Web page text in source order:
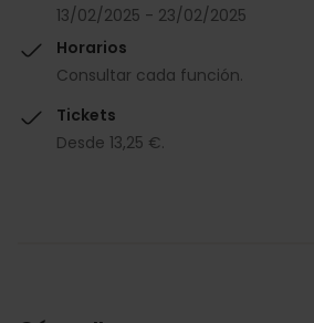
13/02/2025 - 23/02/2025
Horarios
Consultar cada función.
Tickets
Desde 13,25 €.